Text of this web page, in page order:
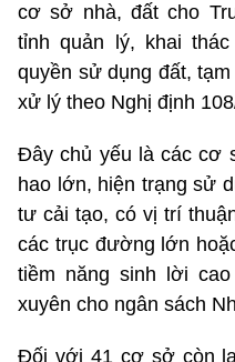
cơ sở nhà, đất cho
tỉnh quản lý, khai
quyền sử dụng đất,
xử lý theo Nghị định
Đây chủ yếu là các cơ
hao lớn, hiện trạng sử
tư cải tạo, có vị trí
các trục đường lớn
tiềm năng sinh lời
xuyên cho ngân sách
Đối với 41 cơ sở còn